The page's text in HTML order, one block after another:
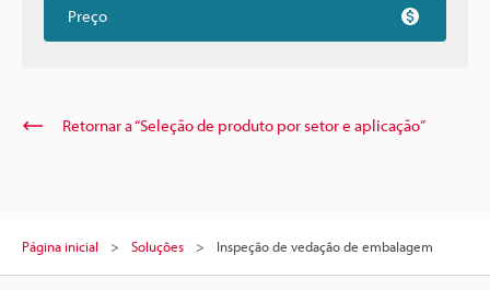
Preço
Retornar a “Seleção de produto por setor e aplicação”
Página inicial Soluções Inspeção de vedação de embalagem